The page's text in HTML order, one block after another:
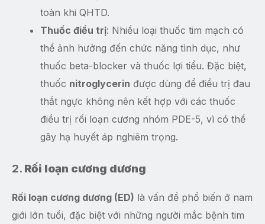
toàn khi QHTD.
Thuốc điều trị: Nhiều loại thuốc tim mạch có
thể ảnh hưởng đến chức năng tình dục, như
thuốc beta-blocker và thuốc lợi tiểu. Đặc biệt,
thuốc nitroglycerin được dùng để điều trị đau
thắt ngực không nên kết hợp với các thuốc
điều trị rối loạn cương nhóm PDE-5, vì có thể
gây hạ huyết áp nghiêm trọng.
2. Rối loạn cương dương
Rối loạn cương dương (ED) là vấn đề phổ biến ở nam
giới lớn tuổi, đặc biệt với những người mắc bệnh tim